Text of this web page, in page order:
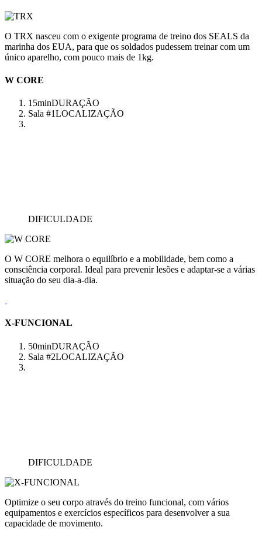
O TRX nasceu com o exigente programa de treino dos SEALS da
marinha dos EUA, para que os soldados pudessem treinar com um
único aparelho, com pouco mais de 1kg.
W CORE
15minDURAÇÃO
Sala #1LOCALIZAÇÃO
DIFICULDADE
O W CORE melhora o equilíbrio e a mobilidade, bem como a
consciência corporal. Ideal para prevenir lesões e adaptar-se a várias
situação do seu dia-a-dia.
X-FUNCIONAL
50minDURAÇÃO
Sala #2LOCALIZAÇÃO
DIFICULDADE
Optimize o seu corpo através do treino funcional, com vários
equipamentos e exercícios específicos para desenvolver a sua
capacidade de movimento.